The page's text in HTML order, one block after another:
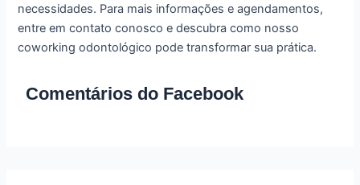
necessidades. Para mais informações e agendamentos,
entre em contato conosco e descubra como nosso
coworking odontológico pode transformar sua prática.
Comentários do Facebook